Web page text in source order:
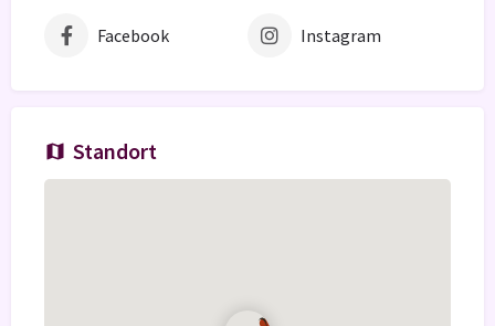
Facebook Instagram
Standort